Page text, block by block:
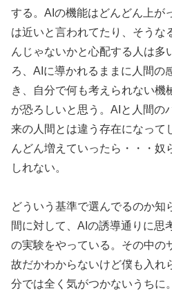
する。AIの機能はどんどん上が
は近いと言われてたり、そうな
んじゃないかと心配する人は多
ろ、AIに導かれるままに人間の
き、自分で何も考えられない機
が恐ろしいと思う。AIと人間の
来の人間とは違う存在になって
んどん増えていったら・・・奴
しれない。
どういう基準で選んでるのか知
間に対して、AIの誘導通りに思
の実験をやっている。その中の
故だかわからないけど僕も入れ
分では全く気がつかないうちに。